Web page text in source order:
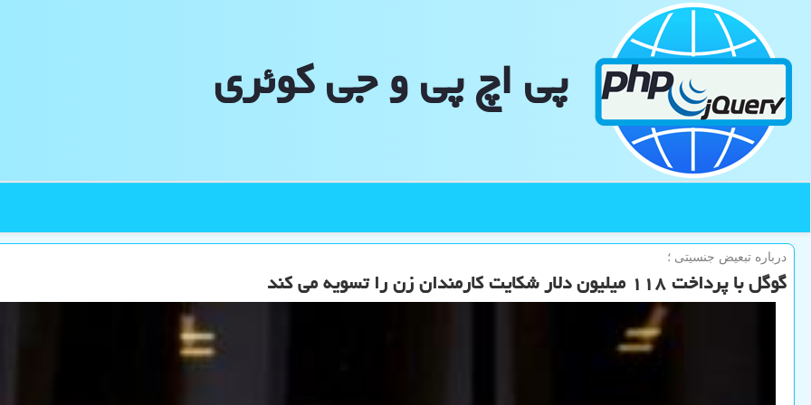
پی اچ پی و جی كوئری
درباره تبعیض جنسیتی ؛
گوگل با پرداخت ۱۱۸ میلیون دلار شکایت کارمندان زن را تسویه می کند